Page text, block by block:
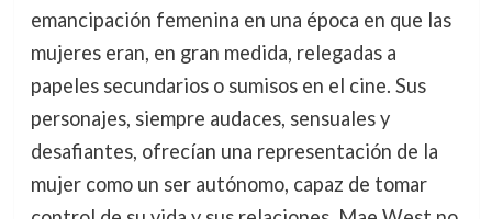
emancipación femenina en una época en que las
mujeres eran, en gran medida, relegadas a
papeles secundarios o sumisos en el cine. Sus
personajes, siempre audaces, sensuales y
desafiantes, ofrecían una representación de la
mujer como un ser autónomo, capaz de tomar